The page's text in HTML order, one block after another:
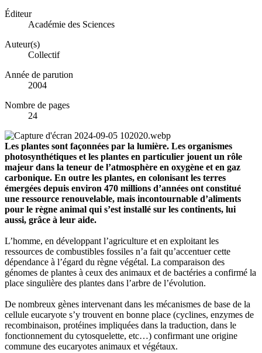
Éditeur
Académie des Sciences
Auteur(s)
Collectif
Année de parution
2004
Nombre de pages
24
Les plantes sont façonnées par la lumière. Les organismes
photosynthétiques et les plantes en particulier jouent un rôle
majeur dans la teneur de l’atmosphère en oxygène et en gaz
carbonique. En outre les plantes, en colonisant les terres
émergées depuis environ 470 millions d’années ont constitué
une ressource renouvelable, mais incontournable d’aliments
pour le règne animal qui s’est installé sur les continents, lui
aussi, grâce à leur aide.
L’homme, en développant l’agriculture et en exploitant les
ressources de combustibles fossiles n’a fait qu’accentuer cette
dépendance à l’égard du règne végétal. La comparaison des
génomes de plantes à ceux des animaux et de bactéries a confirmé la
place singulière des plantes dans l’arbre de l’évolution.
De nombreux gènes intervenant dans les mécanismes de base de la
cellule eucaryote s’y trouvent en bonne place (cyclines, enzymes de
recombinaison, protéines impliquées dans la traduction, dans le
fonctionnement du cytosquelette, etc…) confirmant une origine
commune des eucaryotes animaux et végétaux.